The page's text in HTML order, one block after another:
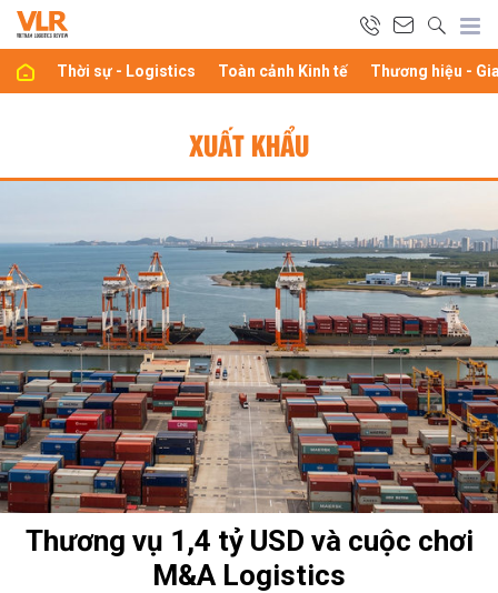
Thời sự - Logistics Toàn cảnh Kinh tế Thương hiệu -
XUẤT KHẨU
Thương vụ 1,4 tỷ USD và cuộc chơi
M&A Logistics